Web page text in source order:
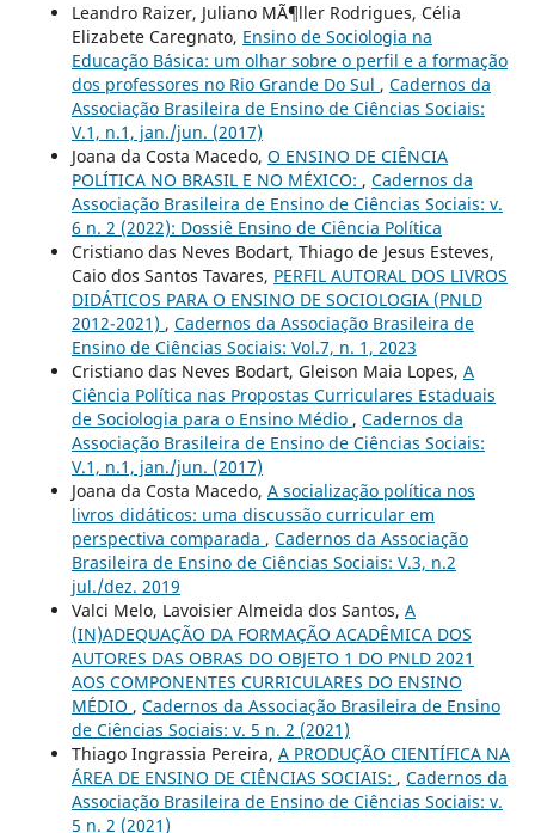
Leandro Raizer, Juliano MÃ¶ller Rodrigues, Célia
Elizabete Caregnato, Ensino de Sociologia na
Educação Básica: um olhar sobre o perfil e a formação
dos professores no Rio Grande Do Sul , Cadernos da
Associação Brasileira de Ensino de Ciências Sociais:
V.1, n.1, jan./jun. (2017)
Joana da Costa Macedo, O ENSINO DE CIÊNCIA
POLÍTICA NO BRASIL E NO MÉXICO: , Cadernos da
Associação Brasileira de Ensino de Ciências Sociais: v.
6 n. 2 (2022): Dossiê Ensino de Ciência Política
Cristiano das Neves Bodart, Thiago de Jesus Esteves,
Caio dos Santos Tavares, PERFIL AUTORAL DOS LIVROS
DIDÁTICOS PARA O ENSINO DE SOCIOLOGIA (PNLD
2012-2021) , Cadernos da Associação Brasileira de
Ensino de Ciências Sociais: Vol.7, n. 1, 2023
Cristiano das Neves Bodart, Gleison Maia Lopes, A
Ciência Política nas Propostas Curriculares Estaduais
de Sociologia para o Ensino Médio , Cadernos da
Associação Brasileira de Ensino de Ciências Sociais:
V.1, n.1, jan./jun. (2017)
Joana da Costa Macedo, A socialização política nos
livros didáticos: uma discussão curricular em
perspectiva comparada , Cadernos da Associação
Brasileira de Ensino de Ciências Sociais: V.3, n.2
jul./dez. 2019
Valci Melo, Lavoisier Almeida dos Santos, A
(IN)ADEQUAÇÃO DA FORMAÇÃO ACADÊMICA DOS
AUTORES DAS OBRAS DO OBJETO 1 DO PNLD 2021
AOS COMPONENTES CURRICULARES DO ENSINO
MÉDIO , Cadernos da Associação Brasileira de Ensino
de Ciências Sociais: v. 5 n. 2 (2021)
Thiago Ingrassia Pereira, A PRODUÇÃO CIENTÍFICA NA
ÁREA DE ENSINO DE CIÊNCIAS SOCIAIS: , Cadernos da
Associação Brasileira de Ensino de Ciências Sociais: v.
5 n. 2 (2021)